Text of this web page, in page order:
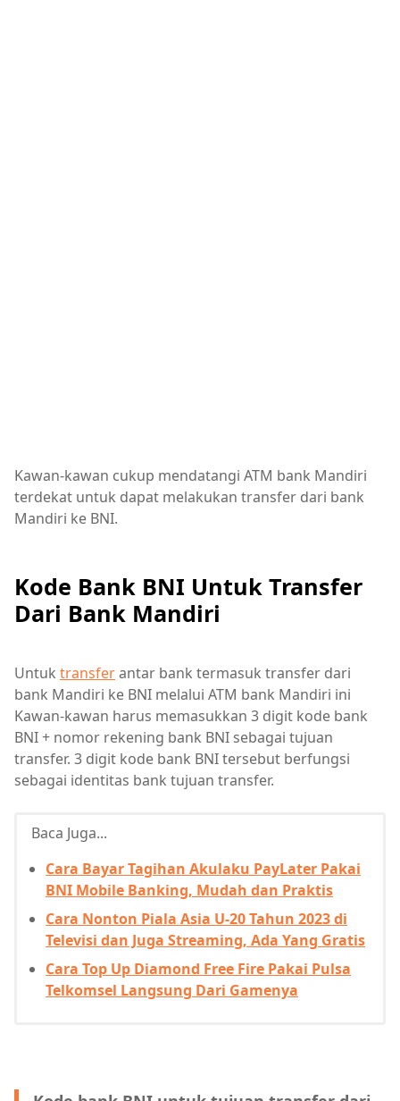
Kawan-kawan cukup mendatangi ATM bank Mandiri
terdekat untuk dapat melakukan transfer dari bank
Mandiri ke BNI.
Kode Bank BNI Untuk Transfer
Dari Bank Mandiri
Untuk transferantar bank termasuk transfer dari
bank Mandiri ke BNI melalui ATM bank Mandiri ini
Kawan-kawan harus memasukkan 3 digit kode bank
BNI + nomor rekening bank BNI sebagai tujuan
transfer. 3 digit kode bank BNI tersebut berfungsi
sebagai identitas bank tujuan transfer.
Baca Juga...
Cara Bayar Tagihan Akulaku PayLater Pakai
BNI Mobile Banking, Mudah dan Praktis
Cara Nonton Piala Asia U-20 Tahun 2023 di
Televisi dan Juga Streaming, Ada Yang Gratis
Cara Top Up Diamond Free Fire Pakai Pulsa
Telkomsel Langsung Dari Gamenya